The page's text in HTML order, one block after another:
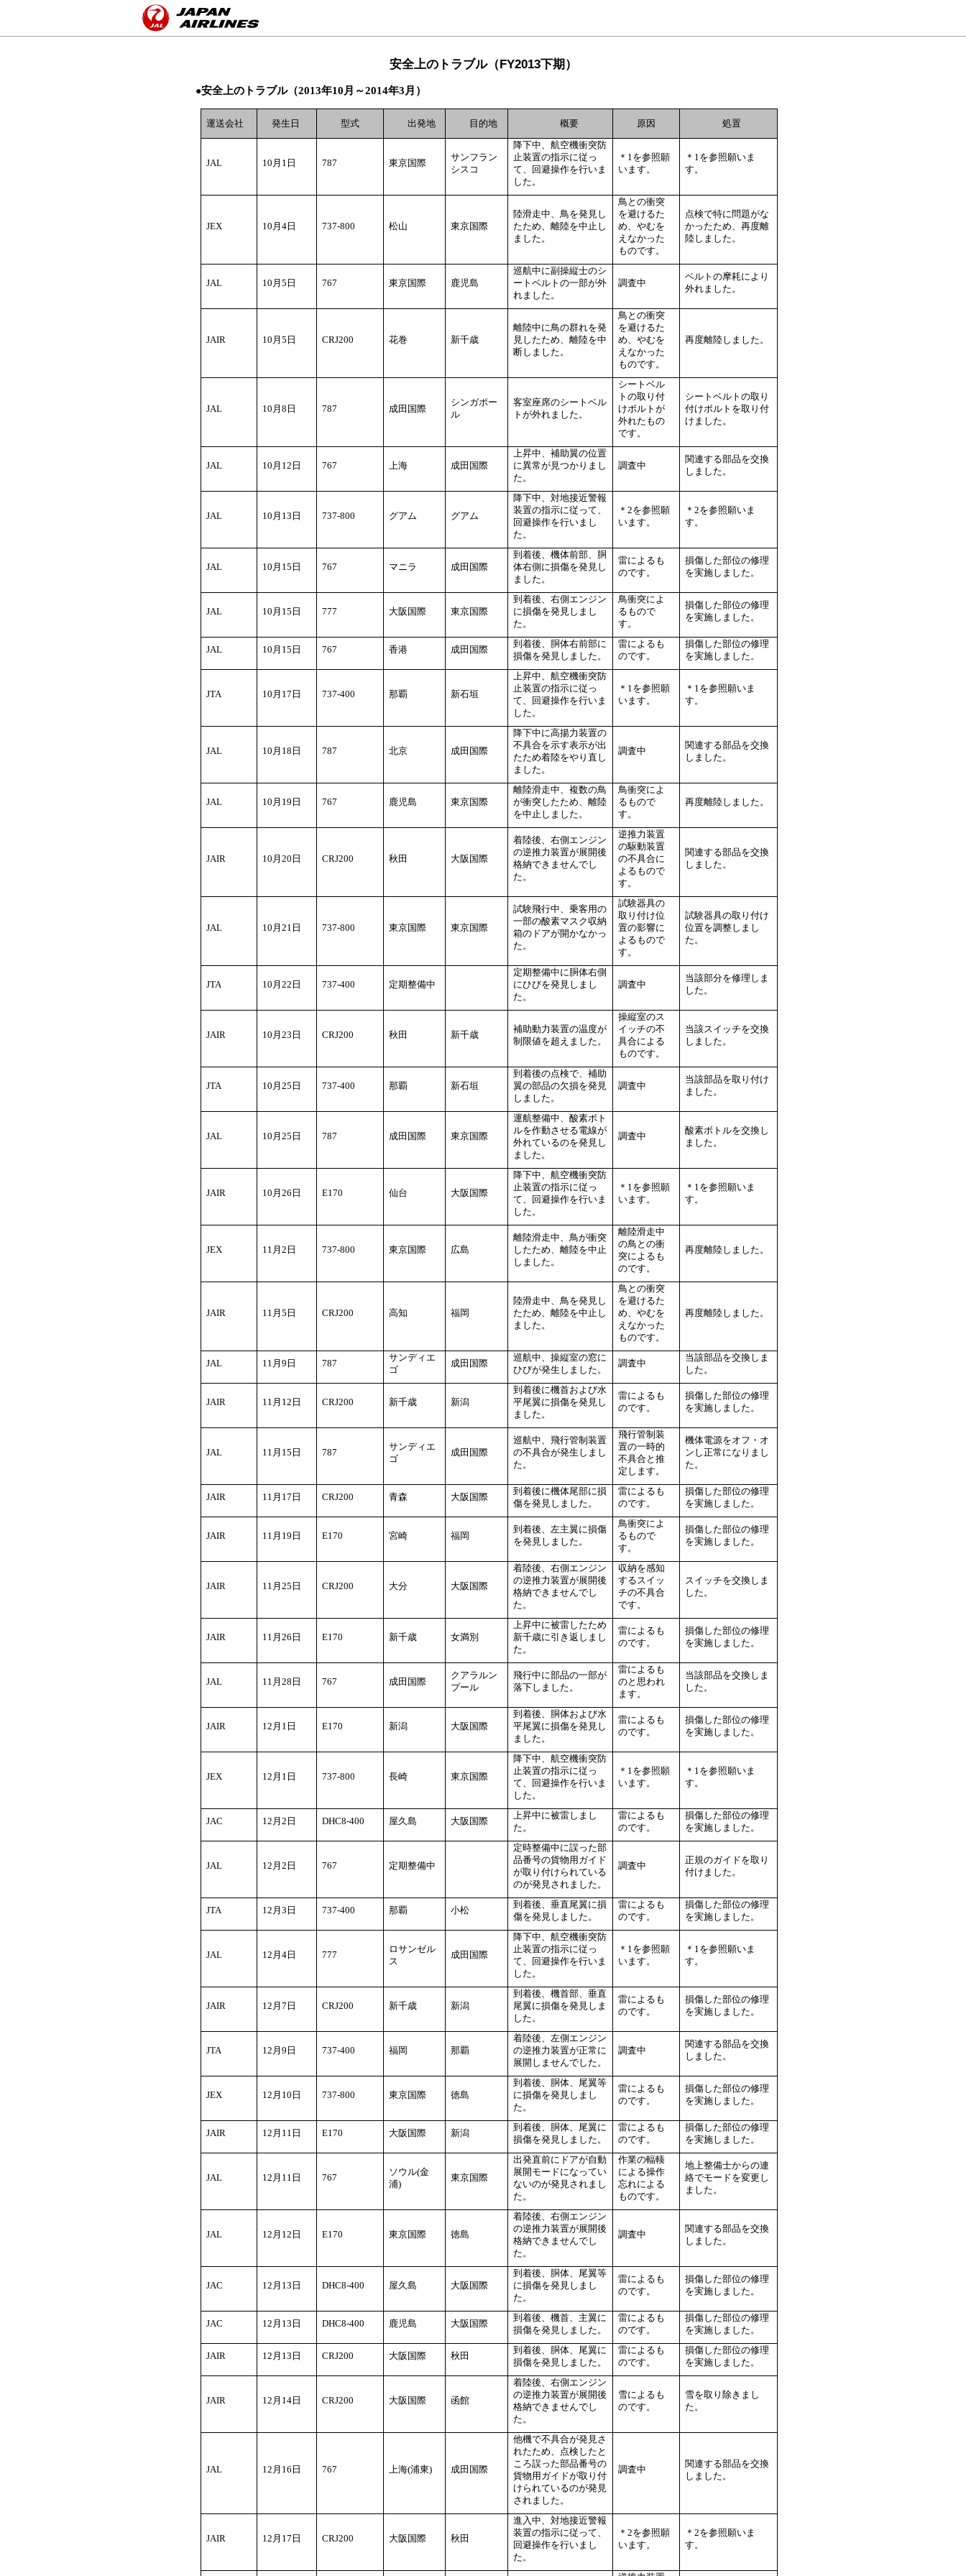
ジ
ジ
安全上のトラブル（FY2013下期）
●安全上のトラブル（2013年10月～2014年3月）
運送会社 発生日 型式 出発地 目的地 概要 原因 処置
JAL 10 月1日 787 東京国際
サンフラン
シスコ
降下中、航空機衝突防
止装置の指示に従っ
て、回避操作を行いま
した。
＊1を参照願
います。
＊1を参照願いま
す。
JEX 10 月4日 737-800 松山 東京国際
陸滑走中、鳥を発見し
たため、離陸を中止し
ました。
鳥との衝突
を避けるた
め、やむを
えなかった
ものです。
点検で特に問題がな
かったため、再度離
陸しました。
JAL 10 月5日 767 東京国際 鹿児島
巡航中に副操縦士のシ
ートベルトの一部が外
れました。
調査中
ベルトの摩耗により
外れました。
JAIR 10 月5日 CRJ200 花巻 新千歳
離陸中に鳥の群れを発
見したため、離陸を中
断しました。
鳥との衝突
を避けるた
め、やむを
えなかった
ものです。
再度離陸しました。
JAL 10 月8日 787 成田国際
シンガポー
ル
客室座席のシートベル
トが外れました。
シートベル
トの取り付
けボルトが
外れたもの
です。
シートベルトの取り
付けボルトを取り付
けました。
JAL 10 月12日 767 上海 成田国際
上昇中、補助翼の位置
に異常が見つかりまし
た。
調査中
関連する部品を交換
しました。
JAL 10 月13日 737-800 グアム グアム
降下中、対地接近警報
装置の指示に従って、
回避操作を行いまし
た。
＊2を参照願
います。
＊2を参照願いま
す。
JAL 10 月15日 767 マニラ 成田国際
到着後、機体前部、胴
体右側に損傷を発見し
ました。
雷によるも
のです。
損傷した部位の修理
を実施しました。
JAL 10 月15日 777 大阪国際 東京国際
到着後、右側エンジン
に損傷を発見しまし
た。
鳥衝突によ
るもので
す。
損傷した部位の修理
を実施しました。
JAL 10 月15日 767 香港 成田国際
到着後、胴体右前部に
損傷を発見しました。
雷によるも
のです。
損傷した部位の修理
を実施しました。
JTA 10 月17日 737-400 那覇 新石垣
上昇中、航空機衝突防
止装置の指示に従っ
て、回避操作を行いま
した。
＊1を参照願
います。
＊1を参照願いま
す。
JAL 10 月18日 787 北京 成田国際
降下中に高揚力装置の
不具合を示す表示が出
たため着陸をやり直し
ました。
調査中
関連する部品を交換
しました。
JAL 10 月19日 767 鹿児島 東京国際
離陸滑走中、複数の鳥
が衝突したため、離陸
を中止しました。
鳥衝突によ
るもので
す。
再度離陸しました。
JAIR 10 月20日 CRJ200 秋田 大阪国際
着陸後、右側エンジン
の逆推力装置が展開後
格納できませんでし
た。
逆推力装置
の駆動装置
の不具合に
よるもので
す。
関連する部品を交換
しました。
JAL 10 月21日 737-800 東京国際 東京国際
試験飛行中、乗客用の
一部の酸素マスク収納
箱のドアが開かなかっ
た。
試験器具の
取り付け位
置の影響に
よるもので
す。
試験器具の取り付け
位置を調整しまし
た。
JTA 10 月22日 737-400 定期整備中
定期整備中に胴体右側
にひびを発見しまし
た。
調査中
当該部分を修理しま
した。
JAIR 10 月23日 CRJ200 秋田 新千歳
補助動力装置の温度が
制限値を超えました。
操縦室のス
イッチの不
具合による
ものです。
当該スイッチを交換
しました。
JTA 10 月25日 737-400 那覇 新石垣
到着後の点検で、補助
翼の部品の欠損を発見
しました。
調査中
当該部品を取り付け
ました。
JAL 10 月25日 787 成田国際 東京国際
運航整備中、酸素ボト
ルを作動させる電線が
外れているのを発見し
ました。
調査中
酸素ボトルを交換し
ました。
JAIR 10 月26日 E170 仙台 大阪国際
降下中、航空機衝突防
止装置の指示に従っ
て、回避操作を行いま
した。
＊1を参照願
います。
＊1を参照願いま
す。
JEX 11 月2日 737-800 東京国際 広島
離陸滑走中、鳥が衝突
したため、離陸を中止
しました。
離陸滑走中
の鳥との衝
突によるも
のです。
再度離陸しました。
JAIR 11 月5日 CRJ200 高知 福岡
陸滑走中、鳥を発見し
たため、離陸を中止し
ました。
鳥との衝突
を避けるた
め、やむを
えなかった
ものです。
再度離陸しました。
JAL 11 月9日 787
サンディエ
ゴ
成田国際
巡航中、操縦室の窓に
ひびが発生しました。
調査中
当該部品を交換しま
した。
JAIR 11 月12日 CRJ200 新千歳 新潟
到着後に機首および水
平尾翼に損傷を発見し
ました。
雷によるも
のです。
損傷した部位の修理
を実施しました。
JAL 11 月15日 787
サンディエ
ゴ
成田国際
巡航中、飛行管制装置
の不具合が発生しまし
た。
飛行管制装
置の一時的
不具合と推
定します。
機体電源をオフ・オ
ンし正常になりまし
た。
JAIR 11 月17日 CRJ200 青森 大阪国際
到着後に機体尾部に損
傷を発見しました。
雷によるも
のです。
損傷した部位の修理
を実施しました。
JAIR 11 月19日 E170 宮崎 福岡
到着後、左主翼に損傷
を発見しました。
鳥衝突によ
るもので
す。
損傷した部位の修理
を実施しました。
JAIR 11 月25日 CRJ200 大分 大阪国際
着陸後、右側エンジン
の逆推力装置が展開後
格納できませんでし
た。
収納を感知
するスイッ
チの不具合
です。
スイッチを交換しま
した。
JAIR 11 月26日 E170 新千歳 女満別
上昇中に被雷したため
新千歳に引き返しまし
た。
雷によるも
のです。
損傷した部位の修理
を実施しました。
JAL 11 月28日 767 成田国際
クアラルン
プール
飛行中に部品の一部が
落下しました。
雷によるも
のと思われ
ます。
当該部品を交換しま
した。
JAIR 12 月1日 E170 新潟 大阪国際
到着後、胴体および水
平尾翼に損傷を発見し
ました。
雷によるも
のです。
損傷した部位の修理
を実施しました。
JEX 12 月1日 737-800 長崎 東京国際
降下中、航空機衝突防
止装置の指示に従っ
て、回避操作を行いま
した。
＊1を参照願
います。
＊1を参照願いま
す。
JAC 12 月2日 DHC8-400 屋久島 大阪国際
上昇中に被雷しまし
た。
雷によるも
のです。
損傷した部位の修理
を実施しました。
JAL 12 月2日 767 定期整備中
定時整備中に誤った部
品番号の貨物用ガイド
が取り付けられている
のが発見されました。
調査中
正規のガイドを取り
付けました。
JTA 12 月3日 737-400 那覇 小松
到着後、垂直尾翼に損
傷を発見しました。
雷によるも
のです。
損傷した部位の修理
を実施しました。
JAL 12 月4日 777
ロサンゼル
ス
成田国際
降下中、航空機衝突防
止装置の指示に従っ
て、回避操作を行いま
した。
＊1を参照願
います。
＊1を参照願いま
す。
JAIR 12 月7日 CRJ200 新千歳 新潟
到着後、機首部、垂直
尾翼に損傷を発見しま
した。
雷によるも
のです。
損傷した部位の修理
を実施しました。
JTA 12 月9日 737-400 福岡 那覇
着陸後、左側エンジン
の逆推力装置が正常に
展開しませんでした。
調査中
関連する部品を交換
しました。
JEX 12 月10日 737-800 東京国際 徳島
到着後、胴体、尾翼等
に損傷を発見しまし
た。
雷によるも
のです。
損傷した部位の修理
を実施しました。
JAIR 12 月11日 E170 大阪国際 新潟
到着後、胴体、尾翼に
損傷を発見しました。
雷によるも
のです。
損傷した部位の修理
を実施しました。
JAL 12 月11日 767
ソウル(金
浦)
東京国際
出発直前にドアが自動
展開モードになってい
ないのが発見されまし
た。
作業の輻輳
による操作
忘れによる
ものです。
地上整備士からの連
絡でモードを変更し
ました。
JAL 12 月12日 E170 東京国際 徳島
着陸後、右側エンジン
の逆推力装置が展開後
格納できませんでし
た。
調査中
関連する部品を交換
しました。
JAC 12 月13日 DHC8-400 屋久島 大阪国際
到着後、胴体、尾翼等
に損傷を発見しまし
た。
雷によるも
のです。
損傷した部位の修理
を実施しました。
JAC 12 月13日 DHC8-400 鹿児島 大阪国際
到着後、機首、主翼に
損傷を発見しました。
雷によるも
のです。
損傷した部位の修理
を実施しました。
JAIR 12 月13日 CRJ200 大阪国際 秋田
到着後、胴体、尾翼に
損傷を発見しました。
雷によるも
のです。
損傷した部位の修理
を実施しました。
JAIR 12 月14日 CRJ200 大阪国際 函館
着陸後、右側エンジン
の逆推力装置が展開後
格納できませんでし
た。
雪によるも
のです。
雪を取り除きまし
た。
JAL 12 月16日 767 上海(浦東) 成田国際
他機で不具合が発見さ
れたため、点検したと
ころ誤った部品番号の
貨物用ガイドが取り付
けられているのが発見
されました。
調査中
関連する部品を交換
しました。
JAIR 12 月17日 CRJ200 大阪国際 秋田
進入中、対地接近警報
装置の指示に従って、
回避操作を行いまし
た。
＊2を参照願
います。
＊2を参照願いま
す。
ジ
ジ